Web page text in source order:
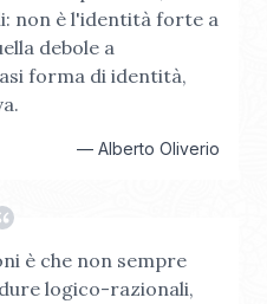
non è l'identità forte a
debole a
forma di identità,
— Alberto Oliverio
è che non sempre
logico-razionali,